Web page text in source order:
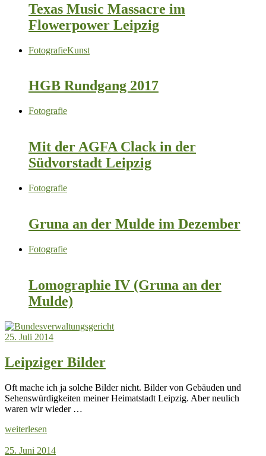
Texas Music Massacre im
Flowerpower Leipzig
FotografieKunst
HGB Rundgang 2017
Fotografie
Mit der AGFA Clack in der
Südvorstadt Leipzig
Fotografie
Gruna an der Mulde im Dezember
Fotografie
Lomographie IV (Gruna an der
Mulde)
25. Juli 2014
Leipziger Bilder
Oft mache ich ja solche Bilder nicht. Bilder von Gebäuden und
Sehenswürdigkeiten meiner Heimatstadt Leipzig. Aber neulich
waren wir wieder …
weiterlesen
25. Juni 2014